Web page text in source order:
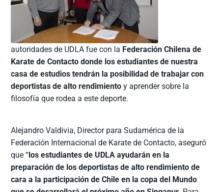
autoridades de UDLA fue con la Federación Chilena de
Karate de Contacto donde los estudiantes de nuestra
casa de estudios tendrán la posibilidad de trabajar con
deportistas de alto rendimiento y aprender sobre la
filosofía que rodea a este deporte.
Alejandro Valdivia, Director para Sudamérica de la
Federación Internacional de Karate de Contacto, aseguró
que “ los estudiantes de UDLA ayudarán en la
preparación de los deportistas de alto rendimiento de
cara a la participación de Chile en la copa del Mundo